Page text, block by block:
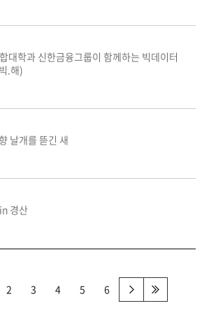
대학과 신한금융그룹이 함께하는 빅데이터
.해)
날개를 뜯긴 새
경산
2 3 4 5 6